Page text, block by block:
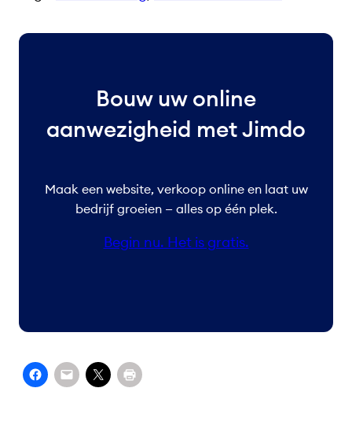
Bouw uw online
aanwezigheid met Jimdo
Maak een website, verkoop online en laat uw
bedrijf groeien — alles op één plek.
Begin nu. Het is gratis.